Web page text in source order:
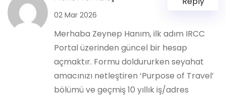
02 Mar 2026
Merhaba Zeynep Hanım, ilk adım IRCC
Portal üzerinden güncel bir hesap
açmaktır. Formu doldururken seyahat
amacınızı netleştiren ‘Purpose of Travel’
bölümü ve geçmiş 10 yıllık iş/adres